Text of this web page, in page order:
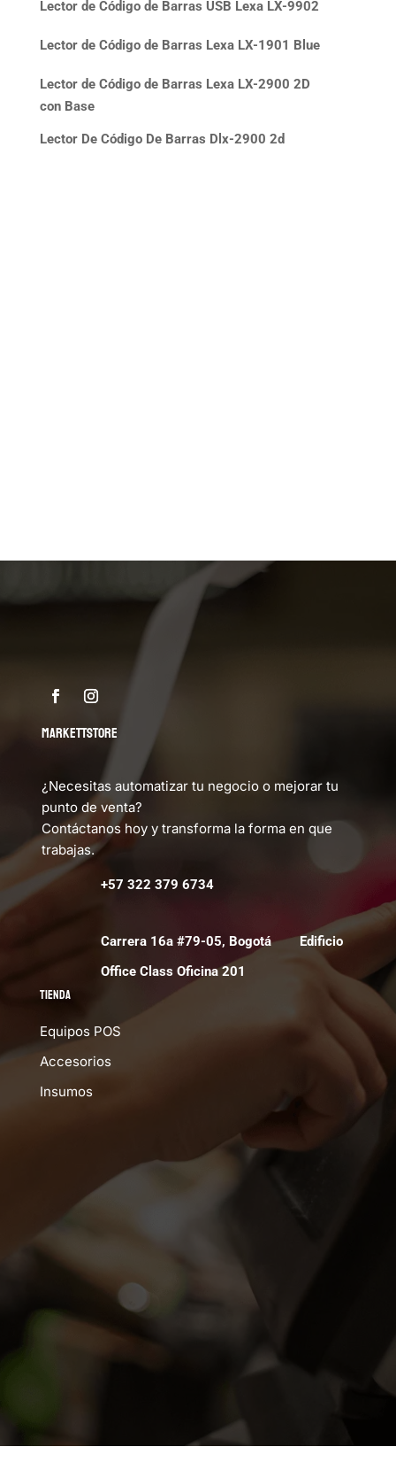
Lector de Código de Barras USB Lexa LX-9902
Lector de Código de Barras Lexa LX-1901 Blue
Lector de Código de Barras Lexa LX-2900 2D
con Base
Lector De Código De Barras Dlx-2900 2d
MARKETTSTORE
¿Necesitas automatizar tu negocio o mejorar tu
punto de venta?
Contáctanos hoy y transforma la forma en que
trabajas.
+57 322 379 6734
Carrera 16a #79-05, Bogotá Edificio
Office Class Oficina 201
Tienda
Equipos POS
Accesorios
Insumos